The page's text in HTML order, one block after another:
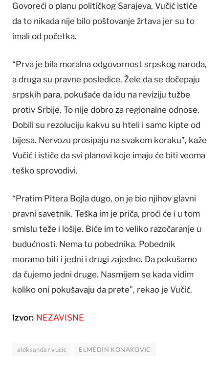
Govoreći o planu političkog Sarajeva, Vučić ističe
da to nikada nije bilo poštovanje žrtava jer su to
imali od početka.
“Prva je bila moralna odgovornost srpskog naroda,
a druga su pravne posledice. Žele da se dočepaju
srpskih para, pokušaće da idu na reviziju tužbe
protiv Srbije. To nije dobro za regionalne odnose.
Dobili su rezoluciju kakvu su hteli i samo kipte od
bijesa. Nervozu prosipaju na svakom koraku”, kaže
Vučić i ističe da svi planovi koje imaju će biti veoma
teško sprovodivi.
“Pratim Pitera Bojla dugo, on je bio njihov glavni
pravni savetnik. Teška im je priča, proći će i u tom
smislu teže i lošije. Biće im to veliko razočaranje u
budućnosti. Nema tu pobednika. Pobednik
moramo biti i jedni i drugi zajedno. Da pokušamo
da čujemo jedni druge. Nasmijem se kada vidim
koliko oni pokušavaju da prete”, rekao je Vučić.
Izvor: NEZAVISNE
aleksandar vucic ELMEDIN KONAKOVIC